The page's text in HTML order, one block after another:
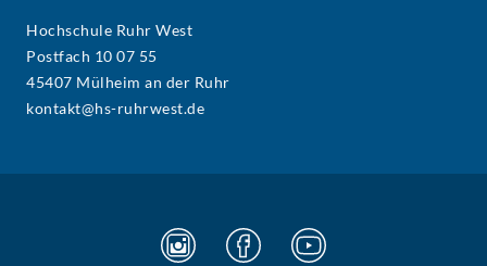
Hochschule Ruhr West
Postfach 10 07 55
45407 Mülheim an der Ruhr
kontakt@hs-ruhrwest.de